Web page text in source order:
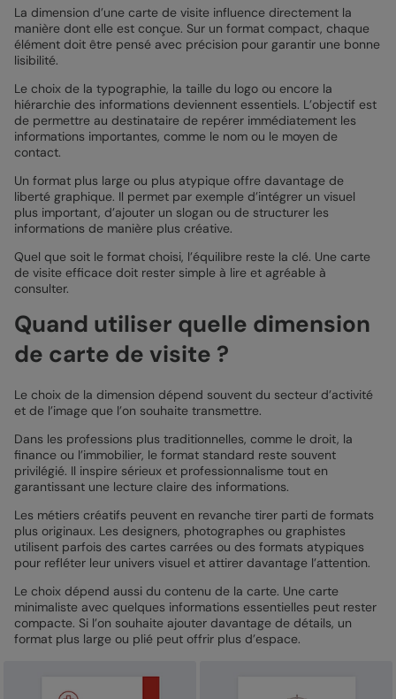
La dimension d’une carte de visite influence directement la
manière dont elle est conçue. Sur un format compact, chaque
élément doit être pensé avec précision pour garantir une bonne
lisibilité.
Le choix de la typographie, la taille du logo ou encore la
hiérarchie des informations deviennent essentiels. L’objectif est
de permettre au destinataire de repérer immédiatement les
informations importantes, comme le nom ou le moyen de
contact.
Un format plus large ou plus atypique offre davantage de
liberté graphique. Il permet par exemple d’intégrer un visuel
plus important, d’ajouter un slogan ou de structurer les
informations de manière plus créative.
Quel que soit le format choisi, l’équilibre reste la clé. Une carte
de visite efficace doit rester simple à lire et agréable à
consulter.
Quand utiliser quelle dimension
de carte de visite ?
Le choix de la dimension dépend souvent du secteur d’activité
et de l’image que l’on souhaite transmettre.
Dans les professions plus traditionnelles, comme le droit, la
finance ou l’immobilier, le format standard reste souvent
privilégié. Il inspire sérieux et professionnalisme tout en
garantissant une lecture claire des informations.
Les métiers créatifs peuvent en revanche tirer parti de formats
plus originaux. Les designers, photographes ou graphistes
utilisent parfois des cartes carrées ou des formats atypiques
pour refléter leur univers visuel et attirer davantage l’attention.
Le choix dépend aussi du contenu de la carte. Une carte
minimaliste avec quelques informations essentielles peut rester
compacte. Si l’on souhaite ajouter davantage de détails, un
format plus large ou plié peut offrir plus d’espace.